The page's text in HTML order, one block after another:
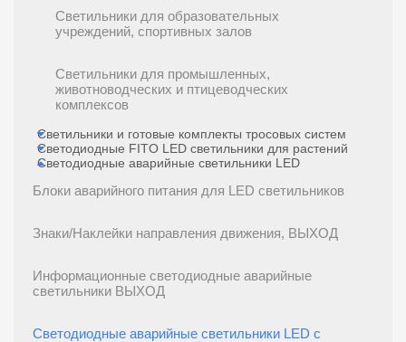
Светильники для образовательных
учреждений, спортивных залов
Светильники для промышленных,
животноводческих и птицеводческих
комплексов
Светильники и готовые комплекты тросовых систем
Светодиодные FITO LED светильники для растений
Светодиодные аварийные светильники LED
Блоки аварийного питания для LED светильников
Знаки/Наклейки направления движения, ВЫХОД
Информационные светодиодные аварийные
светильники ВЫХОД
Светодиодные аварийные светильники LED с